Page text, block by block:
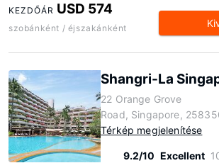
KEZDŐÁR USD 574
szobánként / éjszakánként
Shangri-La
22 Orange Grove
Road, Singapore,
Térkép megjelenítése
9.2/10 Excellent